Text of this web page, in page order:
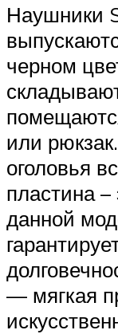
Наушники
черном
или
оголовья
пластина
данной
— мягкая